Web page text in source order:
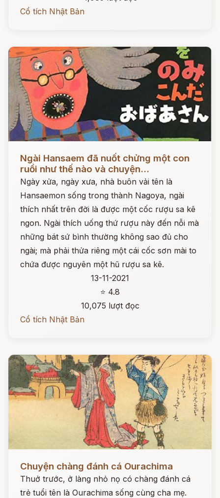
Cổ tích Nhật Bản
Ngài Hansaem đã nuốt chửng một con
ruồi như thế nào và chuyện...
Ngày xửa, ngày xưa, nhà buôn vải tên là
Hansaemon sống trong thành Nagoya, ngài
thích nhất trên đời là được một cốc rượu sa kê
ngon. Ngài thích uống thứ rượu này đến nỗi mà
những bát sứ bình thường không sao đủ cho
ngài; mà phải thửa riêng một cái cốc sơn mài to
chứa được nguyên một hũ rượu sa kê.
13-11-2021
⭐ 4.8
10,075 lượt đọc
Cổ tích Nhật Bản
Chuyện chàng đánh cá Ourachima
Thuở trước, ở làng nhỏ nọ có chàng đánh cá
trẻ tuổi tên là Ourachima sống cùng cha mẹ.